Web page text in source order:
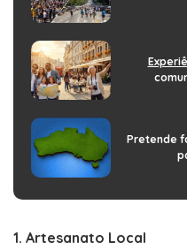
Pretende
1. Artesanato Local